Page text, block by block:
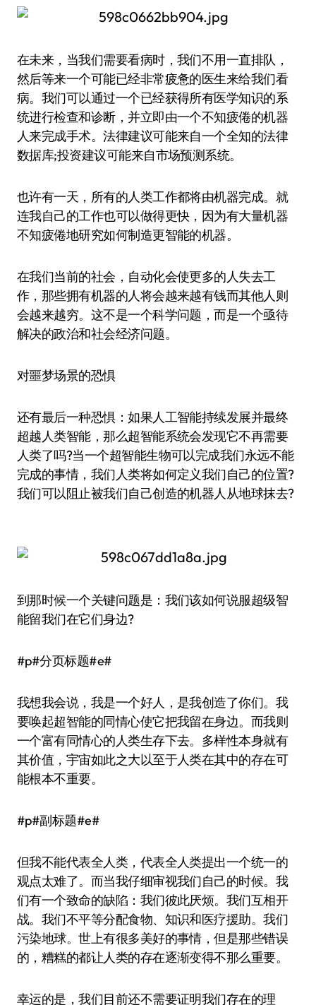
在未来，当我们需要看病时，我们不用一直排队，
然后等来一个可能已经非常疲惫的医生来给我们看
病。我们可以通过一个已经获得所有医学知识的系
统进行检查和诊断，并立即由一个不知疲倦的机器
人来完成手术。法律建议可能来自一个全知的法律
数据库;投资建议可能来自市场预测系统。
也许有一天，所有的人类工作都将由机器完成。就
连我自己的工作也可以做得更快，因为有大量机器
不知疲倦地研究如何制造更智能的机器。
在我们当前的社会，自动化会使更多的人失去工
作，那些拥有机器的人将会越来越有钱而其他人则
会越来越穷。这不是一个科学问题，而是一个亟待
解决的政治和社会经济问题。
对噩梦场景的恐惧
还有最后一种恐惧：如果人工智能持续发展并最终
超越人类智能，那么超智能系统会发现它不再需要
人类了吗?当一个超智能生物可以完成我们永远不能
完成的事情，我们人类将如何定义我们自己的位置?
我们可以阻止被我们自己创造的机器人从地球抹去?
到那时候一个关键问题是：我们该如何说服超级智
能留我们在它们身边?
#p#分页标题#e#
我想我会说，我是一个好人，是我创造了你们。我
要唤起超智能的同情心使它把我留在身边。而我则
一个富有同情心的人类生存下去。多样性本身就有
其价值，宇宙如此之大以至于人类在其中的存在可
能根本不重要。
#p#副标题#e#
但我不能代表全人类，代表全人类提出一个统一的
观点太难了。而当我仔细审视我们自己的时候。我
们有一个致命的缺陷：我们彼此厌烦。我们互相开
战。我们不平等分配食物、知识和医疗援助。我们
污染地球。世上有很多美好的事情，但是那些错误
的，糟糕的都让人类的存在逐渐变得不那么重要。
幸运的是，我们目前还不需要证明我们存在的理